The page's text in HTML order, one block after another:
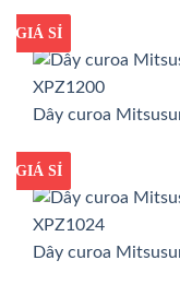
GIÁ TỐT
GIÁ SỈ
Dây curoa
GIÁ TỐT
GIÁ SỈ
Dây curoa